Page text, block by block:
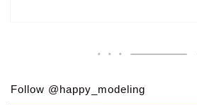
Follow @happy_modeling